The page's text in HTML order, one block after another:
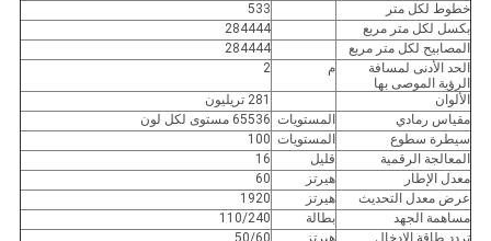
خطوط لكل متر
533
بكسل لكل متر مربع
284444
المصابيح لكل متر مربع
284444
الحد الأدنى لمسافة
الرؤية الموصى بها
م 2
الألوان
281 تريليون
مقياس رمادي
المستويات 65536 مستوى لكل لون
سيطرة سطوع
المستويات 100
المعالجة الرقمية
قليل
16
معدل الإطار
هيرتز
60
عرض معدل التحديث
هيرتز
1920
مساهمة الجهد
بطالة
110/240